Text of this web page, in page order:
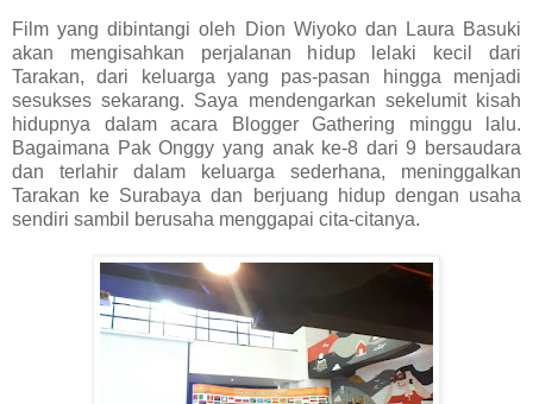
Film yang dibintangi oleh Dion Wiyoko dan Laura Basuki
akan mengisahkan perjalanan hidup lelaki kecil dari
Tarakan, dari keluarga yang pas-pasan hingga menjadi
sesukses sekarang. Saya mendengarkan sekelumit kisah
hidupnya dalam acara Blogger Gathering minggu lalu.
Bagaimana Pak Onggy yang anak ke-8 dari 9 bersaudara
dan terlahir dalam keluarga sederhana, meninggalkan
Tarakan ke Surabaya dan berjuang hidup dengan usaha
sendiri sambil berusaha menggapai cita-citanya.